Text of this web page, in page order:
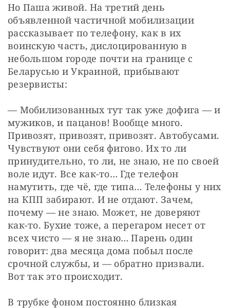
Но Паша живой. На третий день
объявленной частичной мобилизации
рассказывает по телефону, как в их
воинскую часть, дислоцированную в
небольшом городе почти на границе с
Беларусью и Украиной, прибывают
резервисты:
— Мобилизованных тут так уже дофига — и
мужиков, и пацанов! Вообще много.
Привозят, привозят, привозят. Автобусами.
Чувствуют они себя фигово. Их то ли
принудительно, то ли, не знаю, не по своей
воле идут. Все как-то… Где телефон
намутить, где чё, где типа… Телефоны у них
на КПП забирают. И не отдают. Зачем,
почему — не знаю. Может, не доверяют
как-то. Бухие тоже, а перегаром несет от
всех чисто — я не знаю… Парень один
говорит: два месяца дома побыл после
срочной службы, и — обратно призвали.
Вот так это происходит.
В трубке фоном постоянно близкая